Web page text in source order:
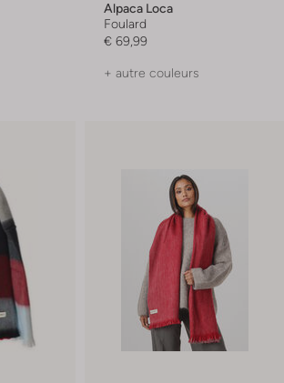
Alpaca Loca
Foulard
€ 69,99
+ autre couleurs